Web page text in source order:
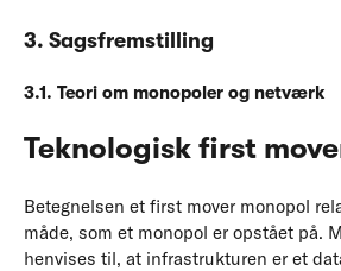
3. Sagsfremstilling
3.1. Teori om monopoler og netværk
Teknologisk first
Betegnelsen et first mover monopol
måde, som et monopol er opstået på.
henvises til, at infrastrukturen er et